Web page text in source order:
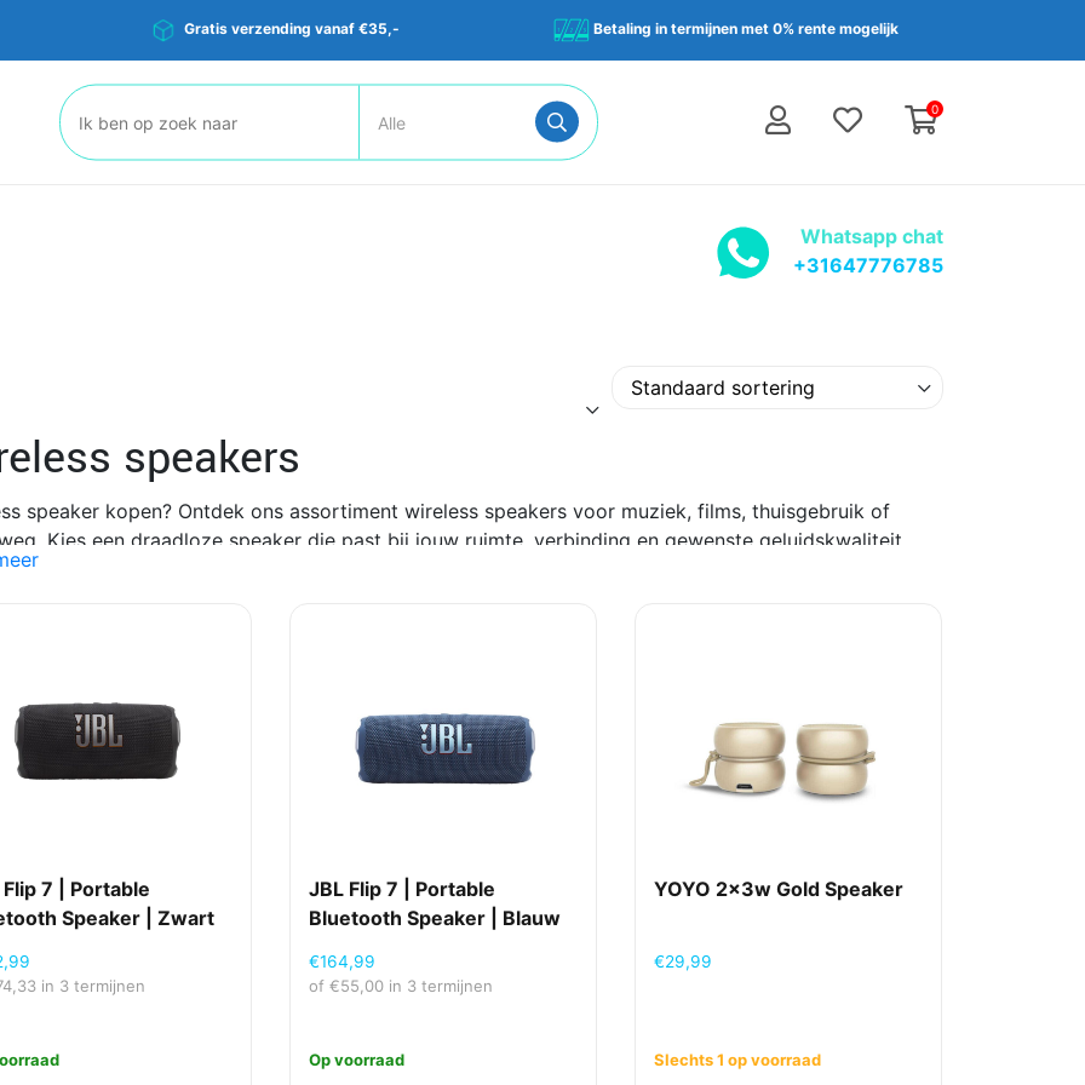
Gratis verzending vanaf €35,- Betaling in termijnen met 0% rente mogelijk
0
Zoeken:
Whatsapp chat
+31647776785
speakers
speaker kopen? Ontdek ons assortiment wireless speakers voor muziek, films, thuisgebruik of
Kies een draadloze speaker die past bij jouw ruimte, verbinding en gewenste geluidskwaliteit,
met Bluetooth, wifi of multiroom-ondersteuning. Wil je een wireless speaker betalen in
Flip 7 | Portable
Speaker | Zwart
in 3 termijnen
JBL Flip 7 | Portable
Bluetooth Speaker | Blauw
€164,99
of€55,00 in 3 termijnen
Op voorraad
YOYO 2x3w Gold Speaker
€29,99
Slechts 1 op voorraad